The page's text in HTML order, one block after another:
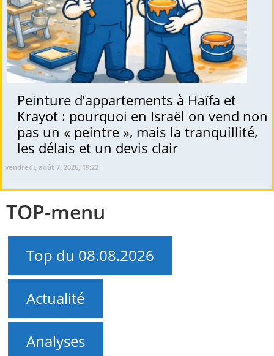
Peinture d’appartements à Haïfa et
Krayot : pourquoi en Israël on vend non
pas un « peintre », mais la tranquillité,
les délais et un devis clair
vendredi, août 7, 2026, 19:22
TOP-menu
Top du 08.08.2026
Actualité
Analyses